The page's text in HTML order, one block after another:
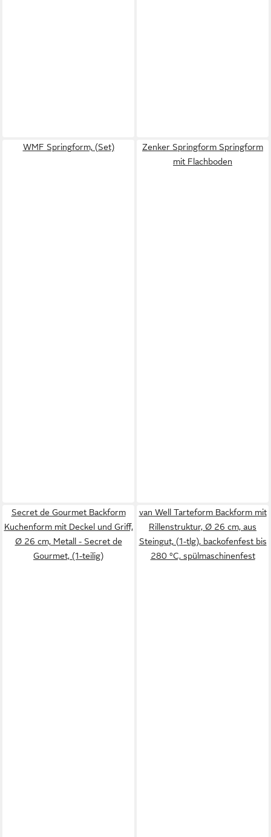
WMF Springform, (Set)
Zenker Springform Springform
mit Flachboden
Secret de Gourmet Backform
Kuchenform mit Deckel und Griff,
Ø 26 cm, Metall - Secret de
Gourmet, (1-teilig)
van Well Tarteform Backform mit
Rillenstruktur, Ø 26 cm, aus
Steingut, (1-tlg), backofenfest bis
280 °C, spülmaschinenfest